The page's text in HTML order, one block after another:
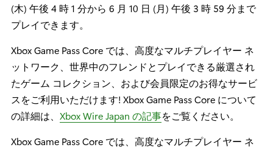
(木) 午後 4 時 1 分から 6 月 10 日 (月) 午後 3 時 59 分まで
プレイできます。
Xbox Game Pass Core では、高度なマルチプレイヤー ネ
ットワーク、世界中のフレンドとプレイできる厳選され
たゲーム コレクション、および会員限定のお得なサービ
スをご利用いただけます! Xbox Game Pass Core について
の詳細は、 Xbox Wire Japan の記事をご覧ください。
Xbox Game Pass Core では、高度なマルチプレイヤー ネ